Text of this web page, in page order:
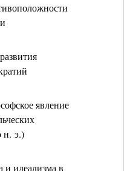
явление
н. э.)
и идеализма в